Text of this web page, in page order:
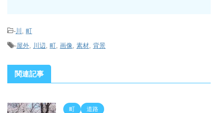
-川
町
-屋外 川辺 町 画像 素材 背景
関連記事
町 道路